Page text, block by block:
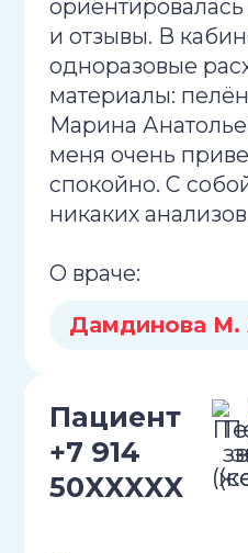
и отзывы. В
одноразовые
материалы:
Марина
меня очень
спокойно. С
никаких
аккуратно. На
же день
М.А. назначила
которые
и от них уже был
эффект. Также
О враче:
Дамдинова М.
Пациент
+7 914
50XXXXX